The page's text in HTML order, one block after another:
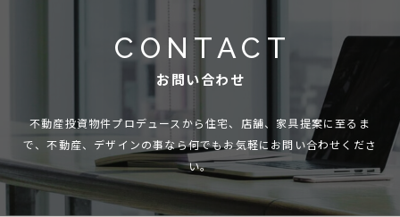
CONTACT
お問い合わせ
不動産投資物件プロデュースから住宅、店舗、家具提案に至るま
で、不動産、デザインの事なら何でもお気軽にお問い合わせくださ
い。